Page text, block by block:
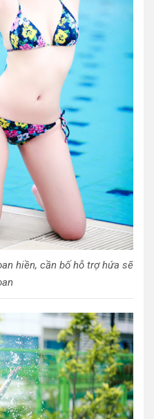
hiền, cần bố hỗ trợ hứa sẽ